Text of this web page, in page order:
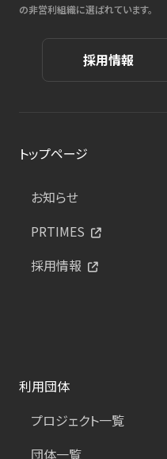
の非営利組織に選ばれています。
採用情報
トップページ
お知らせ
PRTIMES
採用情報
利用団体
プロジェクト一覧
団体一覧